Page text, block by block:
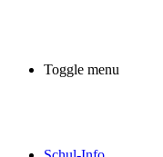
Toggle menu